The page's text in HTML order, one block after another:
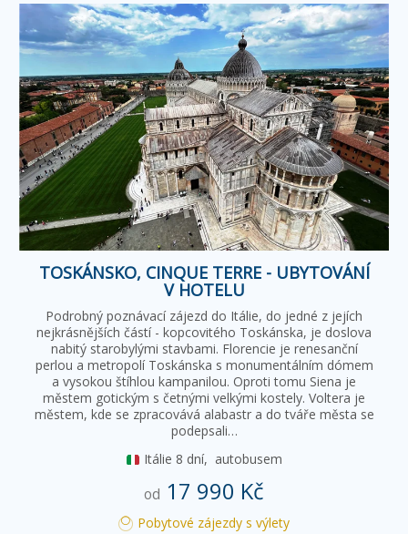
TOSKÁNSKO, CINQUE TERRE - UBYTOVÁNÍ
V HOTELU
Podrobný poznávací zájezd do Itálie, do jedné z jejích
nejkrásnějších částí - kopcovitého Toskánska, je doslova
nabitý starobylými stavbami. Florencie je renesanční
perlou a metropolí Toskánska s monumentálním dómem
a vysokou štíhlou kampanilou. Oproti tomu Siena je
městem gotickým s četnými velkými kostely. Voltera je
městem, kde se zpracovává alabastr a do tváře města se
podepsali…
Itálie 8 dní, autobusem
od 17 990 Kč
Pobytové zájezdy s výlety